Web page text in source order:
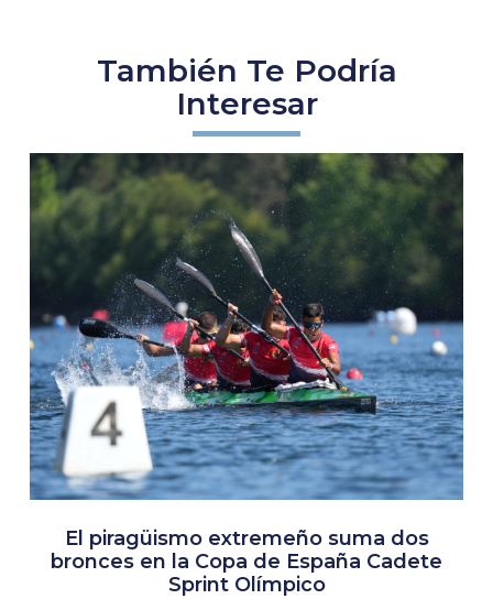
También Te Podría
Interesar
El piragüismo extremeño suma dos
bronces en la Copa de España Cadete
Sprint Olímpico